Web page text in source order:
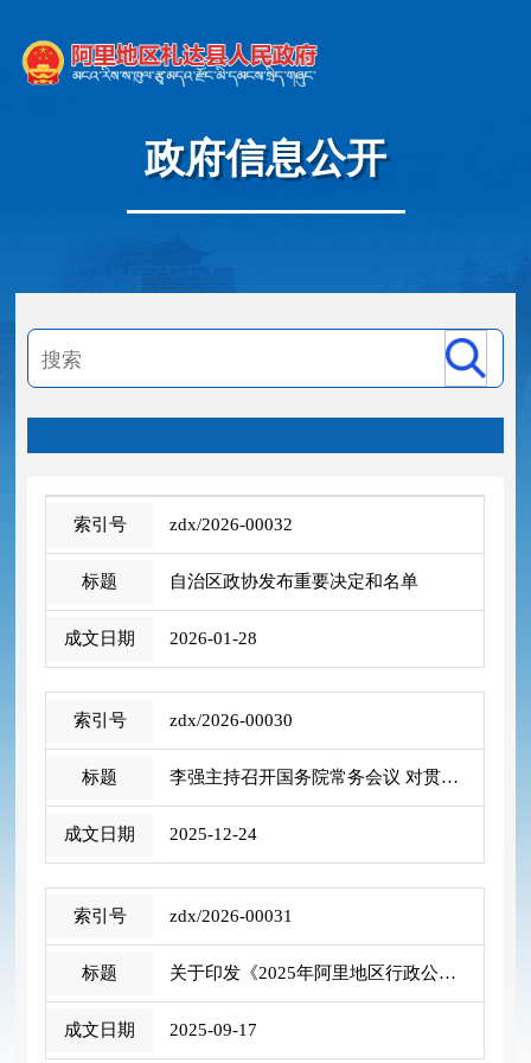
政府信息公开
zdx/2026-00032
自治区政协发布重要决定和名单
2026-01-28
zdx/2026-00030
李强主持召开国务院常务会议 对贯彻落实...
2025-12-24
zdx/2026-00031
关于印发《2025年阿里地区行政公署重大 ...
2025-09-17